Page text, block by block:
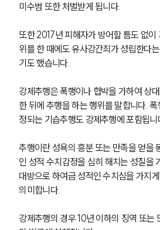
미수범 또한 처벌받게 됩니다.
또한 2017년 피해자가 방어할 틈도 없이
위를 한 때에도 유사강간죄가 성립한다
기도 했습니다.
강제추행은 폭행이나 협박을 가하여 상
한 뒤에 추행을 하는 행위를 말합니다.
정되는 기습추행도 강제추행에 포함됩니
추행이란 성욕의 흥분 또는 만족을 얻을
인 성적 수치감정을 심히 해치는 성질을
대방으로 하여금 성적인 수치심을 가지
의미합니다.
강제추행의 경우 10년 이하의 징역 또는